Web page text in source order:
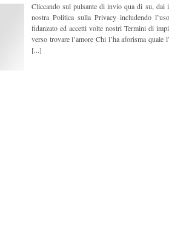
Cliccando sul pulsante di invio qua di su, dai
nostra Politica sulla Privacy includendo
fidanzato ed accetti volte nostri Termini di
verso trovare l’amore Chi l’ha aforisma quale
[...]